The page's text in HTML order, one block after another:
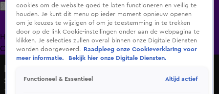
Zoeken
HomeUitzending Gemist Programma's De Bondgenoten
OranjezomerLivestreamsShop
Sjorleone is ontslagen na deelname Paradise Hotel
12 mrt 2025, 10:29
cookies om de website goed te laten functioneren en veilig te
houden. Je kunt dit menu op ieder moment opnieuw openen
om je keuzes te wijzigen of om je toestemming in te trekken
door op de link Cookie-instellingen onder aan de webpagina te
klikken. Je selecties zullen overal binnen onze Digitale Diensten
worden doorgevoerd.
Raadpleeg onze Cookieverklaring voor
meer informatie.
Bekijk hier onze Digitale Diensten.
Functioneel & Essentieel Altijd actief